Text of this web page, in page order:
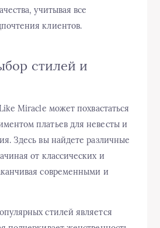
учитывая все
клиентов.
стилей и
Miracle может похвастаться
платьев для невесты и
Здесь вы найдете различные
от классических и
современными и
стилей является